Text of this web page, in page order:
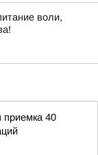
воли,
приемка 40